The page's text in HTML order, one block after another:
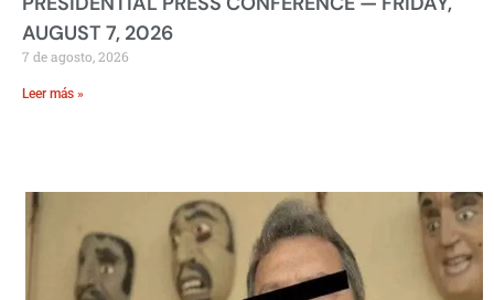
AUGUST 7, 2026
7 de agosto, 2026
Leer más »